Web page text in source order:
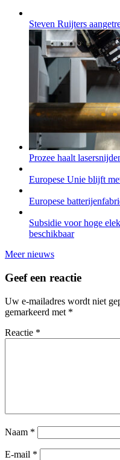
Steven Ruijters
Prozee haalt
Europese Unie blijft
Europese
Subsidie voor hoge
beschikbaar
Meer nieuws
Geef een reactie
Uw e-mailadres wordt niet
gemarkeerd met *
Reactie *
Naam *
E-mail *